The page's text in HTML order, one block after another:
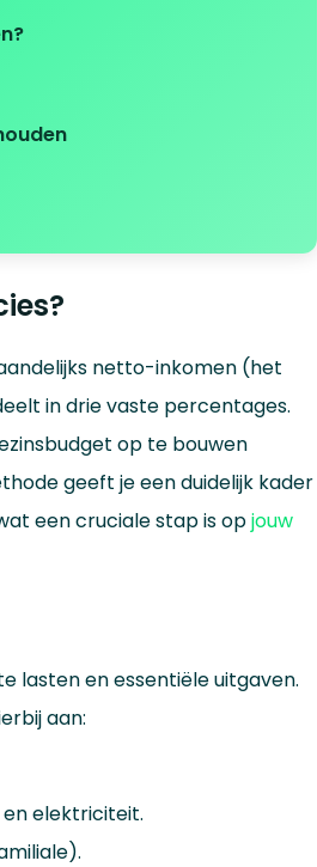
netto-inkomen (het
in drie vaste percentages.
op te bouwen
geeft je een duidelijk kader
een cruciale stap is opjouw
lasten en essentiële uitgaven.
aan:
en elektriciteit.